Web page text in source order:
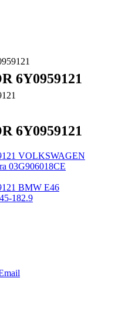
6Y0959121
6Y0959121
VOLKSWAGEN
03G906018CE
BMW E46
182.9